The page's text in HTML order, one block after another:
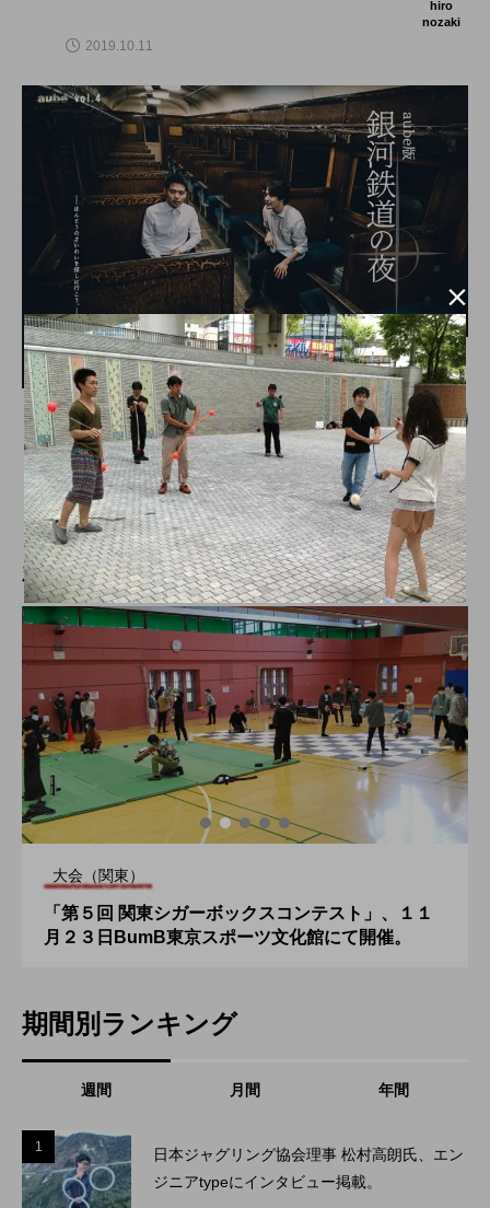
hiro
nozaki
2019.10.11
舞台（関東）
aube vol.4『aube版 銀河鉄道の夜』、予
約受付を開始。
hiro
nozaki
2019.12.20
新着記事
大会（関東）
「第５回 関東シガーボックスコンテスト」、１１
月２３日BumB東京スポーツ文化館にて開催。
期間別ランキング
週間 月間 年間
1
日本ジャグリング協会理事 松村高朗氏、エン
ジニアtypeにインタビュー掲載。
